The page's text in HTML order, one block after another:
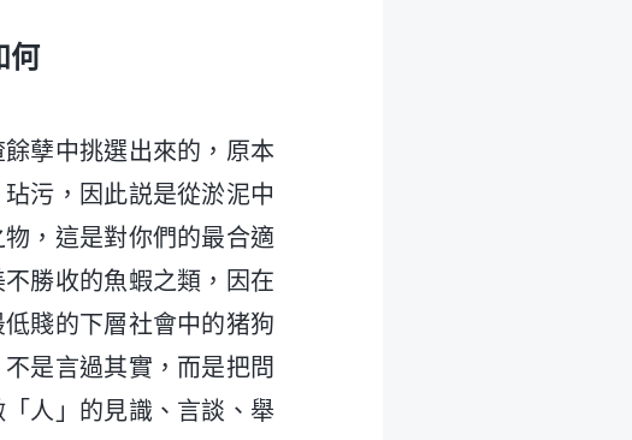
何
孽中挑選出來的，原本
污，因此説是從淤泥中
，這是對你們的最合適
勝收的魚蝦之類，因在
賤的下層社會中的猪狗
是言過其實，而是把問
人」的見識、言談、舉